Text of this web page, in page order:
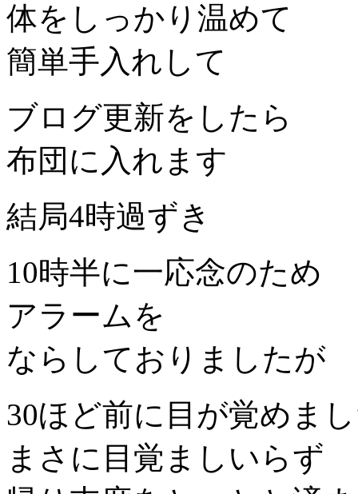
体をしっかり温めて
簡単手入れして
ブログ更新をしたら
布団に入れます
結局4時過ずき
10時半に一応念のため
アラームを
ならしておりましたが
30ほど前に目が覚めま
まさに目覚ましいらず